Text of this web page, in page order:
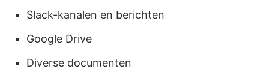
Slack-kanalen en berichten
Google Drive
Diverse documenten